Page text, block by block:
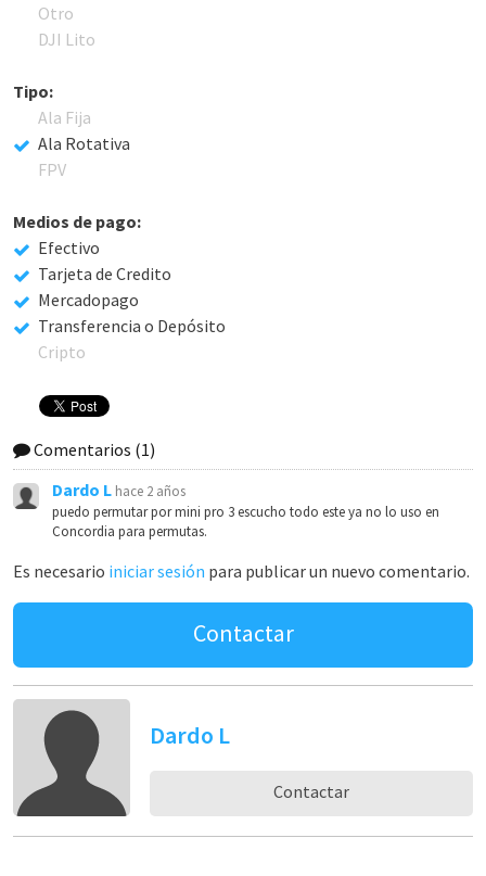
Otro
DJI Lito
Tipo:
Ala Fija
Ala Rotativa
FPV
Medios de pago:
Efectivo
Tarjeta de Credito
Mercadopago
Transferencia o Depósito
Cripto
Comentarios (1)
Dardo L hace 2 años
puedo permutar por mini pro 3 escucho todo este ya no lo uso en
Concordia para permutas.
Es necesario iniciar sesión para publicar un nuevo comentario.
Contactar
Dardo L
Contactar